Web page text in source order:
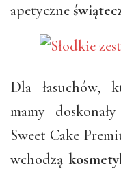
apetyczne
Dla łasuchów,
mamy
Sweet Cake
wchodzą